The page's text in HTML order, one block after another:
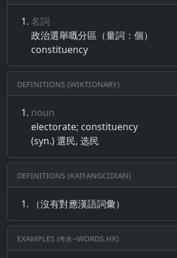
名詞
政治​選​舉​嘅​分​區​（​量​詞​：​個​）
constituency
Definitions (Wiktionary)
noun
electorate; constituency
(syn.) 選民, 选民
Definitions (Kaifangcidian)
（沒有對應漢語詞彙）
Examples (粵典–words.hk)